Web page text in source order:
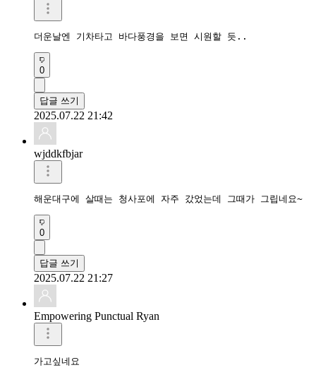
더운날엔 기차타고 바다풍경을 보면 시원할 듯..
0
답글 쓰기
2025.07.22 21:42
wjddkfbjar
해운대구에 살때는 청사포에 자주 갔었는데 그때가 그립네요~
0
답글 쓰기
2025.07.22 21:27
Empowering Punctual Ryan
가고싶네요